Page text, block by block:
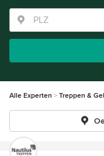
Alle Experten Treppen &